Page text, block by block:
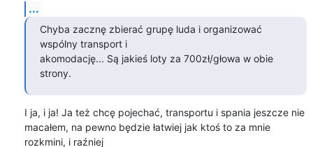
...
Chyba zacznę zbierać grupę luda i organizować
wspólny transport i
akomodację... Są jakieś loty za 700zł/głowa w obie
strony.
I ja, i ja! Ja też chcę pojechać, transportu i spania jeszcze nie
macałem, na pewno będzie łatwiej jak ktoś to za mnie
rozkmini, i raźniej